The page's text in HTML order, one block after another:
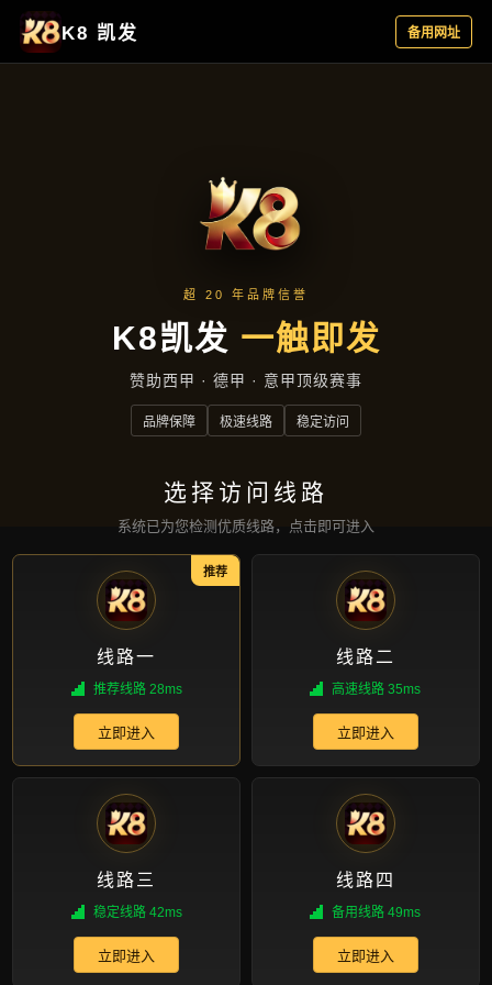
客户见证
首页 客户见证